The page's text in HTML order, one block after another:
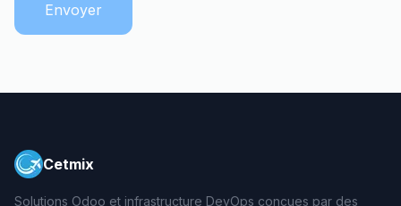
Envoyer
Cetmix
Solutions Odoo et infrastructure DevOps conçues par des